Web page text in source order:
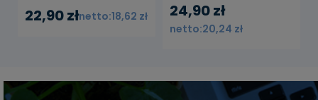
22,90 zł 18,62 zł 24,90 zł
20,24 zł